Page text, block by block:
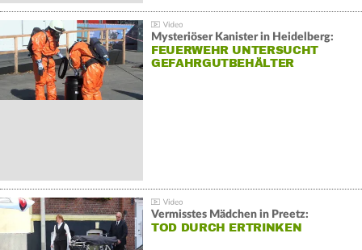
Mysteriöser Kanister in Heidelberg:
FEUERWEHR UNTERSUCHT
GEFAHRGUTBEHÄLTER
Vermisstes Mädchen in Preetz:
TOD DURCH ERTRINKEN